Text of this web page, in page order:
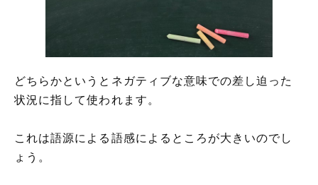
どちらかというとネガティブな意味での差し迫った
状況に指して使われます。
これは語源による語感によるところが大きいのでし
ょう。